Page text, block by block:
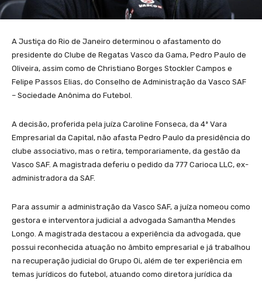
A Justiça do Rio de Janeiro determinou o afastamento do
presidente do Clube de Regatas Vasco da Gama, Pedro Paulo de
Oliveira, assim como de Christiano Borges Stockler Campos e
Felipe Passos Elias, do Conselho de Administração da Vasco SAF
– Sociedade Anônima do Futebol.
A decisão, proferida pela juíza Caroline Fonseca, da 4ª Vara
Empresarial da Capital, não afasta Pedro Paulo da presidência do
clube associativo, mas o retira, temporariamente, da gestão da
Vasco SAF. A magistrada deferiu o pedido da 777 Carioca LLC, ex-
administradora da SAF.
Para assumir a administração da Vasco SAF, a juíza nomeou como
gestora e interventora judicial a advogada Samantha Mendes
Longo. A magistrada destacou a experiência da advogada, que
possui reconhecida atuação no âmbito empresarial e já trabalhou
na recuperação judicial do Grupo Oi, além de ter experiência em
temas jurídicos do futebol, atuando como diretora jurídica da